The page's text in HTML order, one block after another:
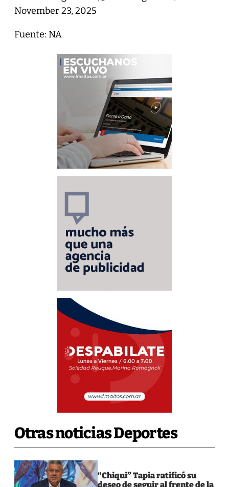
November 23, 2025
Fuente: NA
Otras noticias Deportes
“Chiqui” Tapia ratificó su
deseo de seguir al frente de la